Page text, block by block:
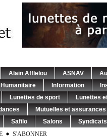
Alain Afflelou ASNAV
Humanitaire Information
Lunettes de sport
Lunettes
Mutuelles et
Safilo Salons
Syndicats
S'ABONNER